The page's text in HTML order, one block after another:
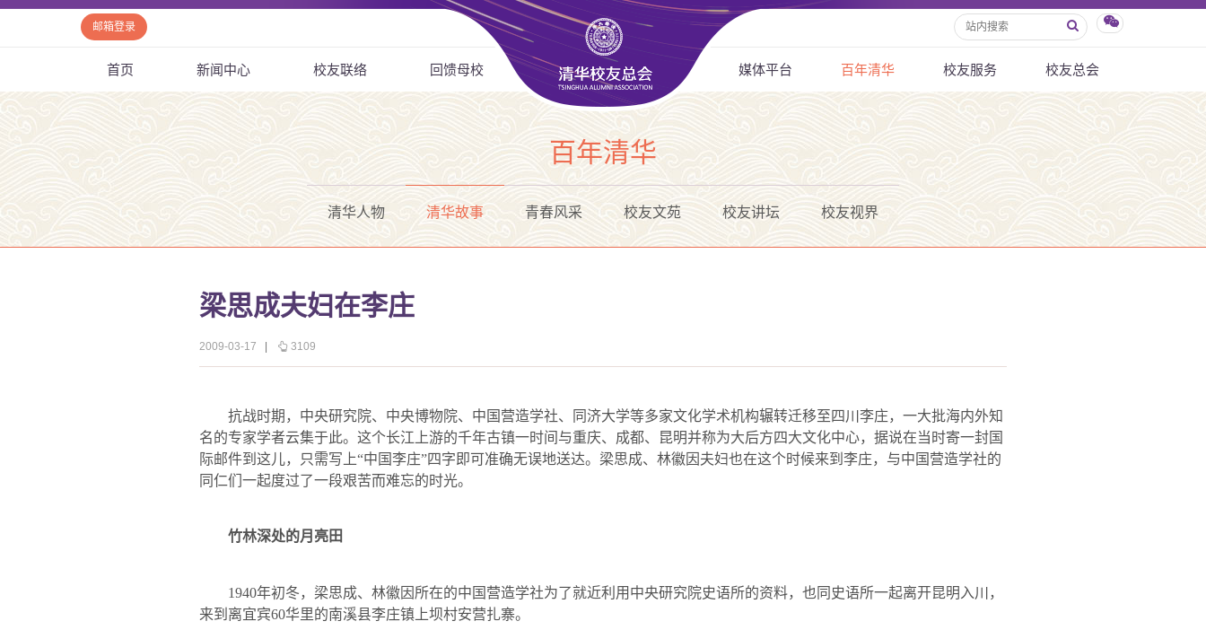
邮箱登录
首页 新闻中心 校友联络 回馈母校 媒体平台 百年清华 校友服务 校友总会
百年清华
清华人物 清华故事 青春风采 校友文苑 校友讲坛 校友视界
梁思成夫妇在李庄
2009-03-17 3109
抗战时期，中央研究院、中央博物院、中国营造学社、同济大学等多家文化学术机构辗转迁移至四川李庄，一大批海内外知
名的专家学者云集于此。这个长江上游的千年古镇一时间与重庆、成都、昆明并称为大后方四大文化中心，据说在当时寄一封国
际邮件到这儿，只需写上“中国李庄”四字即可准确无误地送达。梁思成、林徽因夫妇也在这个时候来到李庄，与中国营造学社的
同仁们一起度过了一段艰苦而难忘的时光。
竹林深处的月亮田
1940年初冬，梁思成、林徽因所在的中国营造学社为了就近利用中央研究院史语所的资料，也同史语所一起离开昆明入川，
来到离宜宾60华里的南溪县李庄镇上坝村安营扎寨。